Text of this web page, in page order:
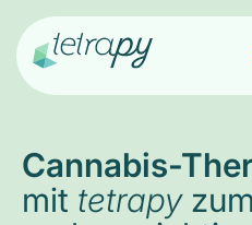
Cannabis-
mit tetrapy